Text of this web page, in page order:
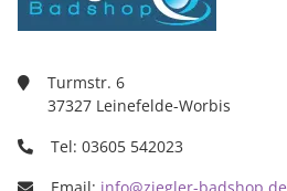
Turmstr. 6
37327 Leinefelde-Worbis
Tel: 03605 542023